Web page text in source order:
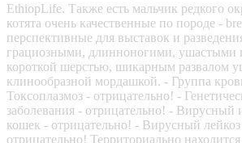
EthiopLife. Также есть мальчик редкого
котята очень качественные по породе -
перспективные для выставок и
грациозными, длинноногими, ушастыми
короткой шерстью, шикарным развалом
клинообразной мордашкой. - Группа
Токсоплазмоз - отрицательно! -
заболевания - отрицательно! -
кошек - отрицательно! - Вирусный
отрицательно! Территориально